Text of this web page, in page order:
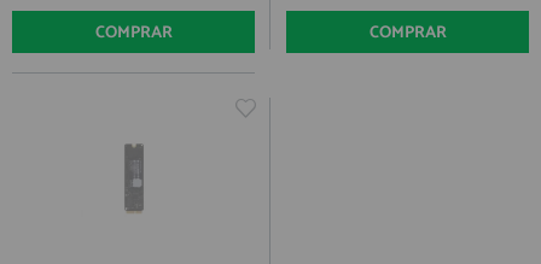
COMPRAR COMPRAR